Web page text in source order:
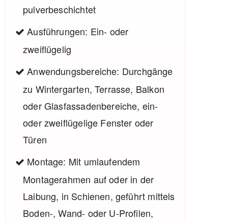
pulverbeschichtet
Ausführungen: Ein- oder
zweiflügelig
Anwendungsbereiche: Durchgänge
zu Wintergarten, Terrasse, Balkon
oder Glasfassadenbereiche, ein-
oder zweiflügelige Fenster oder
Türen
Montage: Mit umlaufendem
Montagerahmen auf oder in der
Laibung, in Schienen, geführt mittels
Boden-, Wand- oder U-Profilen,